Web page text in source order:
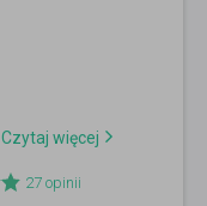
Czytaj więcej
27 opinii